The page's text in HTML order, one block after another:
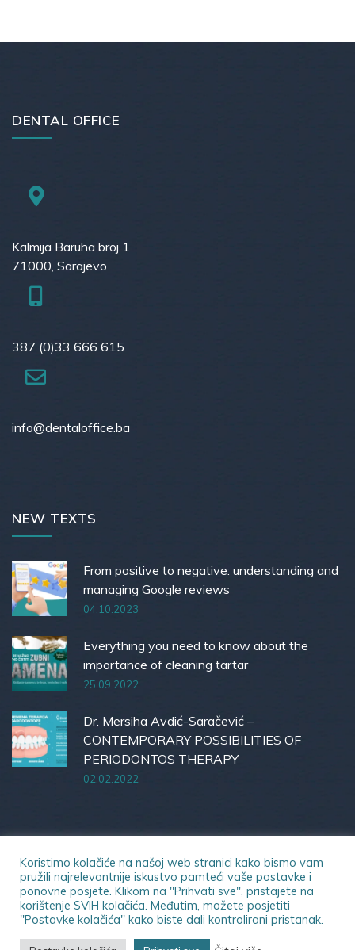
DENTAL OFFICE
Kalmija Baruha broj 1
71000, Sarajevo
387 (0)33 666 615
info@dentaloffice.ba
NEW TEXTS
From positive to negative: understanding and
managing Google reviews
04.10.2023
Everything you need to know about the
importance of cleaning tartar
25.09.2022
Dr. Mersiha Avdić-Saračević –
CONTEMPORARY POSSIBILITIES OF
PERIODONTOS THERAPY
02.02.2022
© 2023 Dental Office | All rights reserved.
Koristimo kolačiće na našoj web stranici kako bismo vam
pružili najrelevantnije iskustvo pamteći vaše postavke i
ponovne posjete. Klikom na "Prihvati sve", pristajete na
korištenje SVIH kolačića. Međutim, možete posjetiti
"Postavke kolačića" kako biste dali kontrolirani pristanak.